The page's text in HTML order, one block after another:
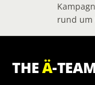
rund um
THEÄ-